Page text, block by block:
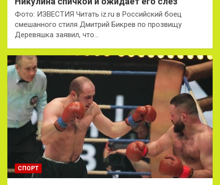
Фото: ИЗВЕСТИЯ Читать iz.ru в Российский боец
смешанного стиля Дмитрий Бикрев по прозвищу
Деревяшка заявил, что…
СПОРТ